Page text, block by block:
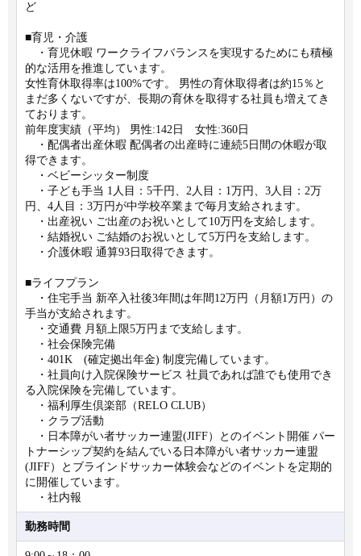
ど
■育児・介護
・育児休暇 ワークライフバランスを実現するためにも積極
的な活用を推進しています。
女性育休取得率は100%です。 男性の育休取得者は約15％と
まだ多くないですが、長期の育休を取得する社員も増えてき
ております。
前年度実績（平均） 男性:142日 女性:360日
・配偶者出産休暇 配偶者の出産時に連続5日間の休暇が取
得できます。
・ベビーシッター制度
・子ども手当 1人目：5千円、2人目：1万円、3人目：2万
円、4人目：3万円が中学校卒業まで毎月支給されます。
・出産祝い ご出産のお祝いとして10万円を支給します。
・結婚祝い ご結婚のお祝いとして5万円を支給します。
・介護休暇 通算93日取得できます。
■ライフプラン
・住宅手当 新卒入社後3年間は年間12万円（月額1万円）の
手当が支給されます。
・交通費 月額上限5万円まで支給します。
・社会保険完備
・401K (確定拠出年金) 制度完備しています。
・社員向け入院保険サービス 社員であれば誰でも使用でき
る入院保険を完備しています。
・福利厚生倶楽部（RELO CLUB）
・クラブ活動
・日本障がい者サッカー連盟(JIFF）とのイベント開催 パー
トナーシップ契約を結んでいる日本障がい者サッカー連盟
(JIFF）とブラインドサッカー体験会などのイベントを定期的
に開催しています。
・社内報
勤務時間